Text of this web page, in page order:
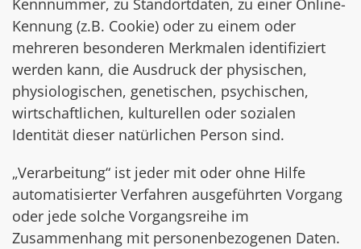
Kennnummer, zu Standortdaten, zu einer Online-
Kennung (z.B. Cookie) oder zu einem oder
mehreren besonderen Merkmalen identifiziert
werden kann, die Ausdruck der physischen,
physiologischen, genetischen, psychischen,
wirtschaftlichen, kulturellen oder sozialen
Identität dieser natürlichen Person sind.
„Verarbeitung“ ist jeder mit oder ohne Hilfe
automatisierter Verfahren ausgeführten Vorgang
oder jede solche Vorgangsreihe im
Zusammenhang mit personenbezogenen Daten.